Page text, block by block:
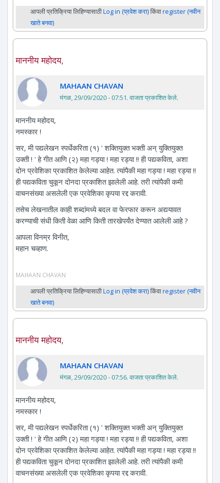
आपली प्रतिक्रिया लिहिण्यासाठीLog in (प्रवेश करा)किंवाregister (नवीन
खाते बनवा)
माननीय महोदय,
MAHAAN CHAVAN
मंगळ, 29/09/2020 - 07:51. वाजता प्रकाशित केले.
माननीय महोदय,
नमस्कार !
सर, मी पद्यलेखन स्पर्धेकरिता (१) ' शक्तियुक्त भक्ती अन् युक्तियुक्त
उक्ती ! ' हे गीत आणि (२) महा गड्या ! महा रड्या !! ही पद्यकविता, अशा
दोन प्रवेशिका प्रकाशित केलेल्या आहेत. त्यांपैकी महा गड्या ! महा रड्या !!
ही पद्यकविता चुकून दोनदा प्रकाशित झालेली आहे. तरी त्यांपैकी कमी
वाचनसंख्या असलेली एक प्रवेशिका कृपया रद्द करावी.
तसेच लेखनातील काही शब्दांमध्ये बदल वा फेरफार करून अद्ययावत
करण्याची संधी किती वेळा आणि किती तारखेपर्यंत देण्यात आलेली आहे ?
आपला विनम्र विनीत,
महान चव्हाण.
MAHAAN CHAVAN
आपली प्रतिक्रिया लिहिण्यासाठीLog in (प्रवेश करा)किंवाregister (नवीन
खाते बनवा)
माननीय महोदय,
MAHAAN CHAVAN
मंगळ, 29/09/2020 - 07:56. वाजता प्रकाशित केले.
माननीय महोदय,
नमस्कार !
सर, मी पद्यलेखन स्पर्धेकरिता (१) ' शक्तियुक्त भक्ती अन् युक्तियुक्त
उक्ती ! ' हे गीत आणि (२) महा गड्या ! महा रड्या !! ही पद्यकविता, अशा
दोन प्रवेशिका प्रकाशित केलेल्या आहेत. त्यांपैकी महा गड्या ! महा रड्या !!
ही पद्यकविता चुकून दोनदा प्रकाशित झालेली आहे. तरी त्यांपैकी कमी
वाचनसंख्या असलेली एक प्रवेशिका कृपया रद्द करावी.